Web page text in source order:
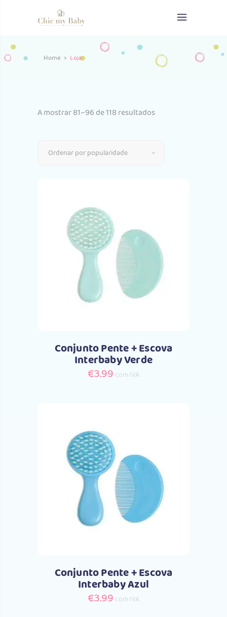
Home > Loja
A mostrar 81–96 de 118 resultadosOrdenado
Ordenar por popularidade
Comprar
Conjunto Pente + Escova
Interbaby Verde
€3.99 com IVA
Comprar
Conjunto Pente + Escova
Interbaby Azul
€3.99 com IVA